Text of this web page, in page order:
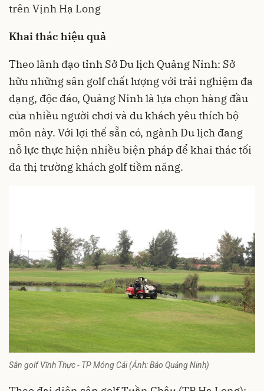
trên Vịnh Hạ Long
Khai thác hiệu quả
Theo lãnh đạo tỉnh Sở Du lịch Quảng Ninh: Sở
hữu những sân golf chất lượng với trải nghiệm đa
dạng, độc đáo, Quảng Ninhlà lựa chọn hàng đầu
của nhiều người chơi và du khách yêu thích bộ
môn này. Với lợi thế sẵn có, ngành Du lịch đang
nỗ lực thực hiện nhiều biện pháp để khai thác tối
đa thị trường khách golf tiềm năng.
Sân golf Vĩnh Thực - TP Móng Cái (Ảnh: Báo Quảng Ninh)